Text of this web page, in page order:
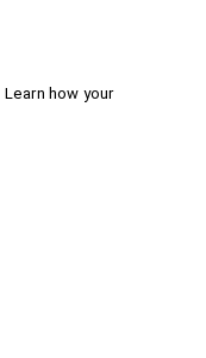
Learn how your